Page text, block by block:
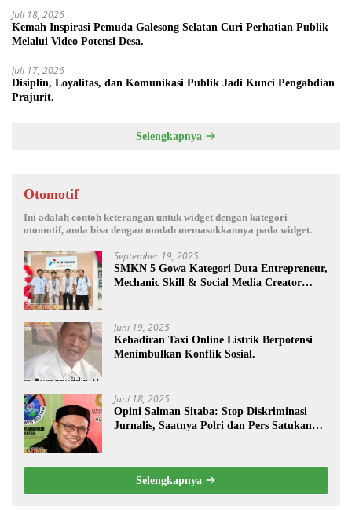
Juli 18, 2026
Kemah Inspirasi Pemuda Galesong Selatan Curi Perhatian Publik
Melalui Video Potensi Desa.
Juli 17, 2026
Disiplin, Loyalitas, dan Komunikasi Publik Jadi Kunci Pengabdian
Prajurit.
Selengkapnya
Otomotif
Ini adalah contoh keterangan untuk widget dengan kategori
otomotif, anda bisa dengan mudah memasukkannya pada widget.
September 19, 2025
SMKN 5 Gowa Kategori Duta Entrepreneur,
Mechanic Skill & Social Media Creator
Juni 19, 2025
Kehadiran Taxi Online Listrik Berpotensi
Menimbulkan Konflik Sosial.
Juni 18, 2025
Opini Salman Sitaba: Stop Diskriminasi
Jurnalis, Saatnya Polri dan Pers Satukan
Selengkapnya